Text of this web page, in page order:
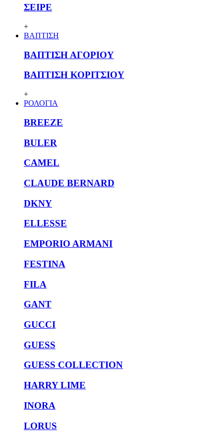
ΣΕΙΡΕ
+
ΒΑΠΤΙΣΗ
ΒΑΠΤΙΣΗ ΑΓΟΡΙΟΥ
ΒΑΠΤΙΣΗ ΚΟΡΙΤΣΙΟΥ
+
ΡΟΛΟΓΙΑ
BREEZE
BULER
CAMEL
CLAUDE BERNARD
DKNY
ELLESSE
EMPORIO ARMANI
FESTINA
FILA
GANT
GUCCI
GUESS
GUESS COLLECTION
HARRY LIME
INORA
LORUS